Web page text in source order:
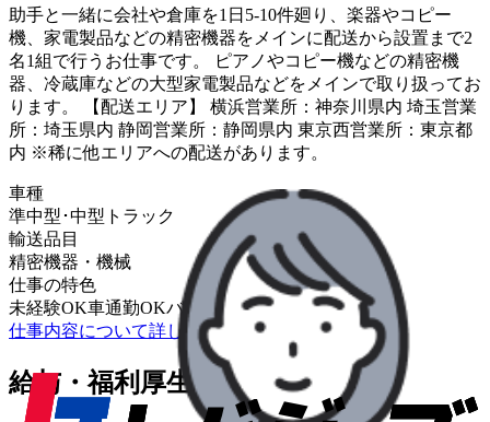
助手と一緒に会社や倉庫を1日5-10件廻り、楽器やコピー
機、家電製品などの精密機器をメインに配送から設置まで2
名1組で行うお仕事です。 ピアノやコピー機などの精密機
器、冷蔵庫などの大型家電製品などをメインで取り扱ってお
ります。 【配送エリア】 横浜営業所：神奈川県内 埼玉営業
所：埼玉県内 静岡営業所：静岡県内 東京西営業所：東京都
内 ※稀に他エリアへの配送があります。
車種
準中型･中型トラック
輸送品目
精密機器・機械
仕事の特色
未経験OK車通勤OKバイク通勤OK
仕事内容について詳しく知りたい
給与・福利厚生